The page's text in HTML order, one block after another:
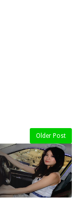
Older Post